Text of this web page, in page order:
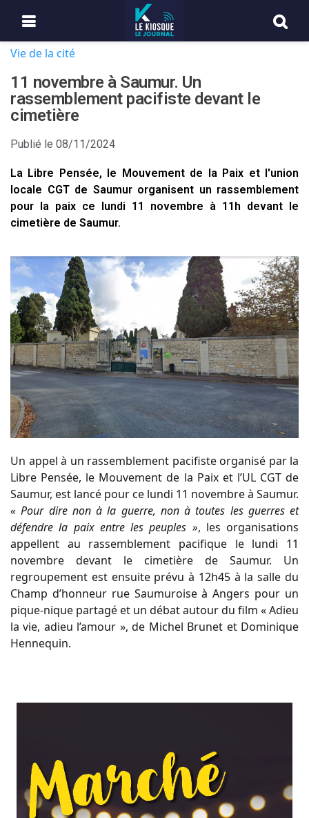
Vie de la cité
11 novembre à Saumur. Un
rassemblement pacifiste devant le
cimetière
Publié le 08/11/2024
La Libre Pensée, le Mouvement de la Paix et l'union
locale CGT de Saumur organisent un rassemblement
pour la paix ce lundi 11 novembre à 11h devant le
cimetière de Saumur.
Un appel à un rassemblement pacifiste organisé par la
Libre Pensée, le Mouvement de la Paix et l’UL CGT de
Saumur, est lancé pour ce lundi 11 novembre à Saumur.
« Pour dire non à la guerre, non à toutes les guerres et
défendre la paix entre les peuples », les organisations
appellent au rassemblement pacifique le lundi 11
novembre devant le cimetière de Saumur. Un
regroupement est ensuite prévu à 12h45 à la salle du
Champ d’honneur rue Saumuroise à Angers pour un
pique-nique partagé et un débat autour du film « Adieu
la vie, adieu l’amour », de Michel Brunet et Dominique
Hennequin.